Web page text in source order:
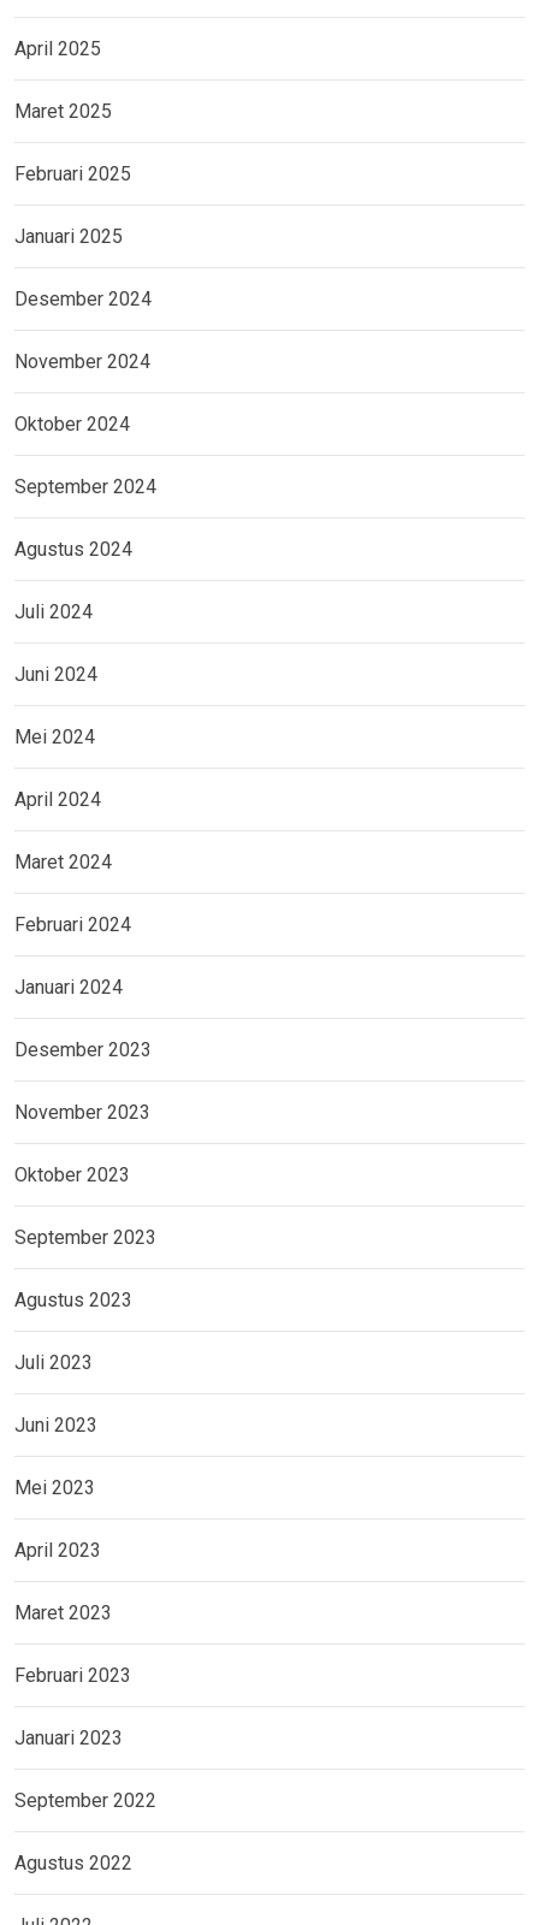
April 2025
Maret 2025
Februari 2025
Januari 2025
Desember 2024
November 2024
Oktober 2024
September 2024
Agustus 2024
Juli 2024
Juni 2024
Mei 2024
April 2024
Maret 2024
Februari 2024
Januari 2024
Desember 2023
November 2023
Oktober 2023
September 2023
Agustus 2023
Juli 2023
Juni 2023
Mei 2023
April 2023
Maret 2023
Februari 2023
Januari 2023
September 2022
Agustus 2022